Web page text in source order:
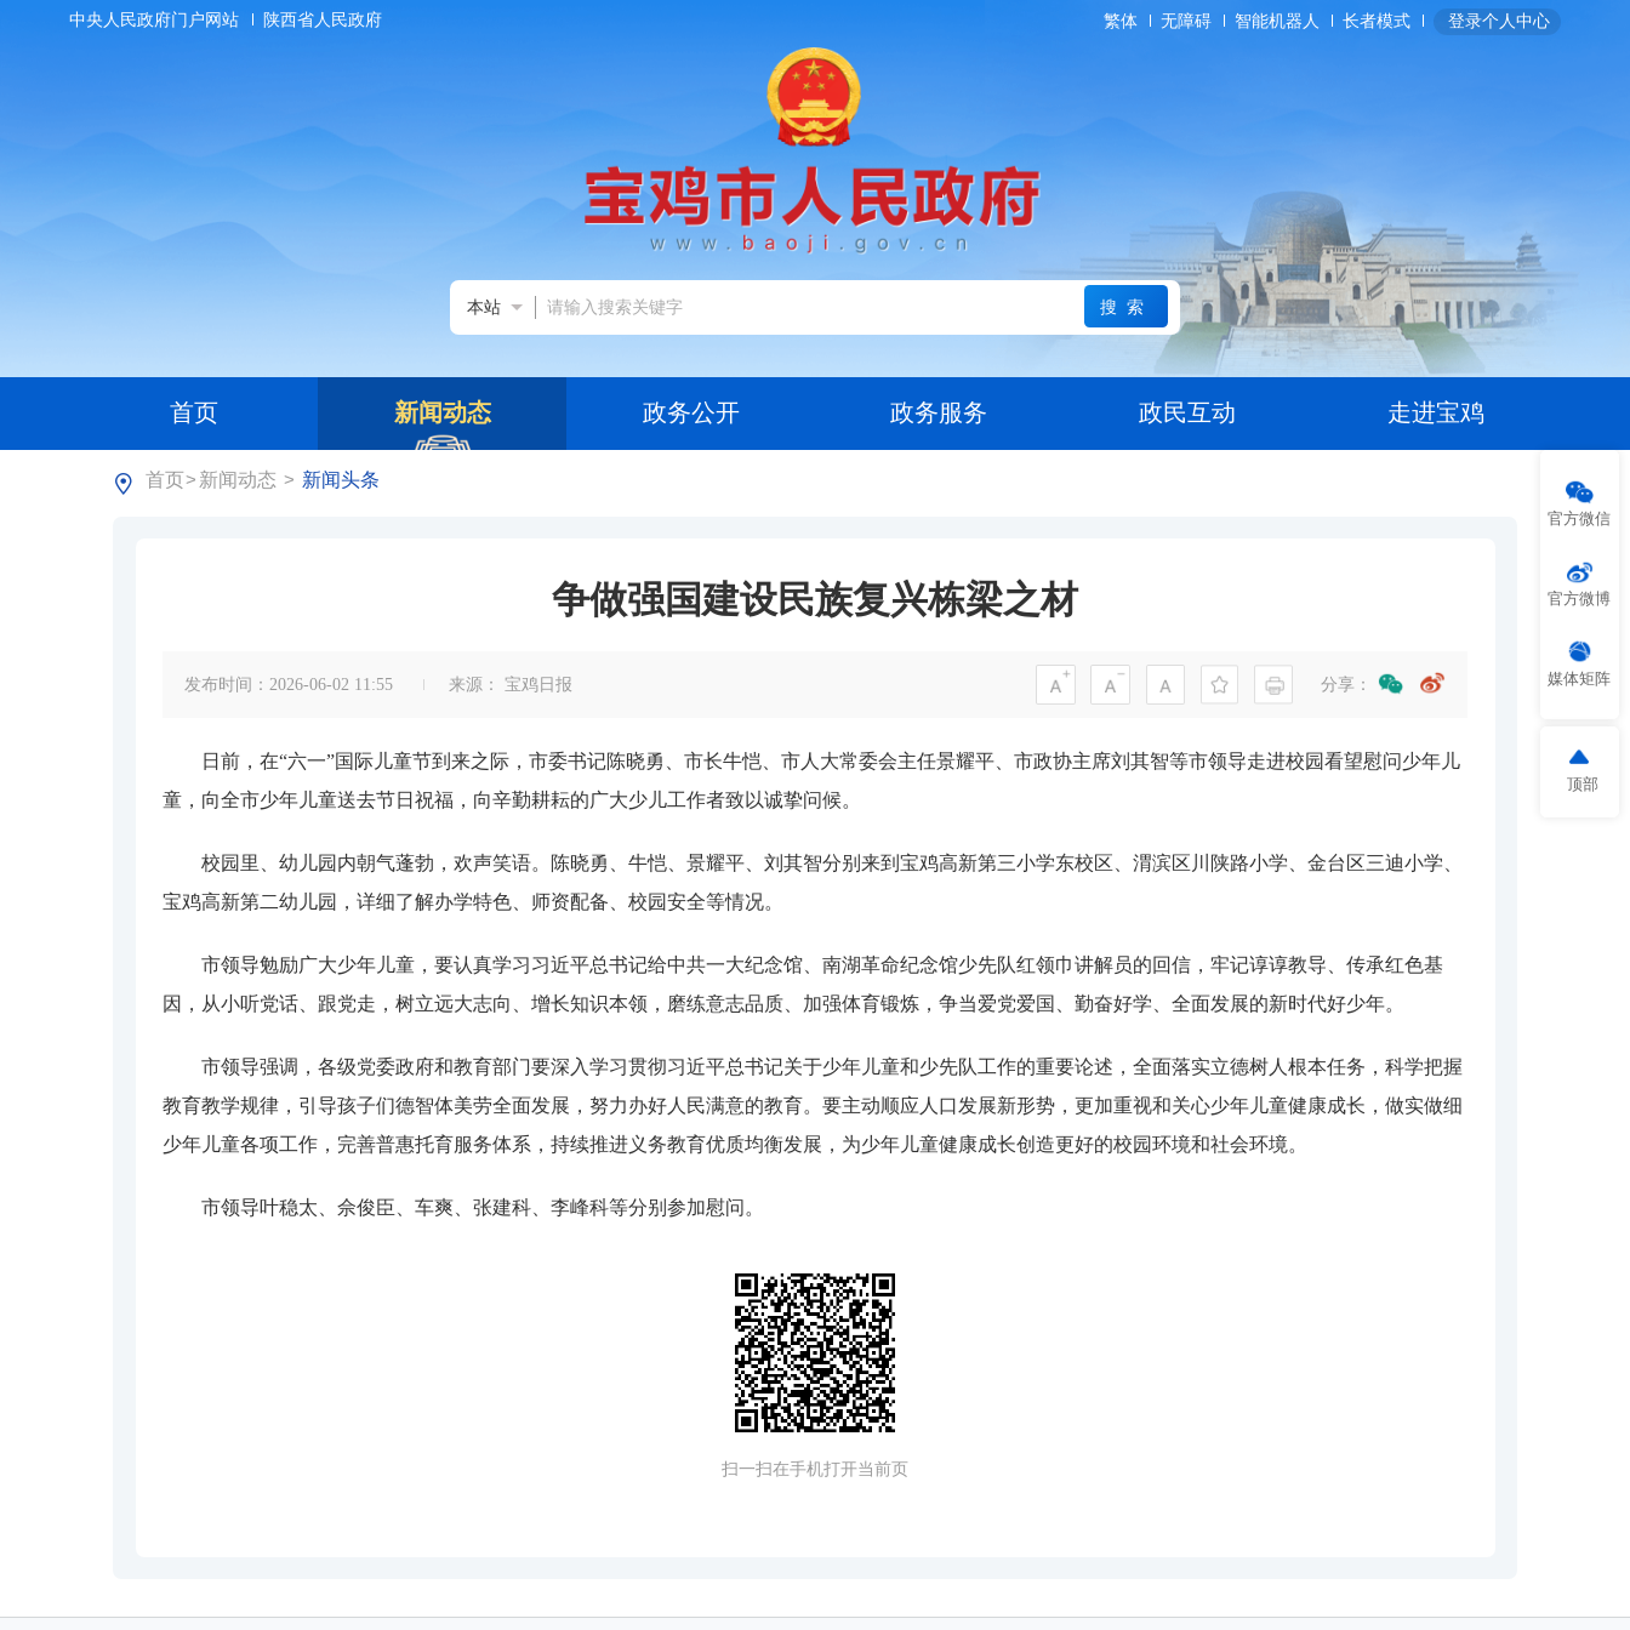
中央人民政府门户网站 陕西省人民政府 繁体 无障碍 智能机器人 长者模式 登录个人中心
本站 搜索
首页 新闻动态 政务公开 政务服务 政民互动 走进宝鸡
官方微信
官方微博
媒体矩阵
顶部
首页> 新闻动态 > 新闻头条
争做强国建设民族复兴栋梁之材
发布时间：2026-06-02 11:55 来源： 宝鸡日报 分享：
日前，在“六一”国际儿童节到来之际，市委书记陈晓勇、市长牛恺、市人大常委会主任景耀平、市政协主席刘其智等市领导走进校园看望慰问少年儿
童，向全市少年儿童送去节日祝福，向辛勤耕耘的广大少儿工作者致以诚挚问候。
校园里、幼儿园内朝气蓬勃，欢声笑语。陈晓勇、牛恺、景耀平、刘其智分别来到宝鸡高新第三小学东校区、渭滨区川陕路小学、金台区三迪小学、
宝鸡高新第二幼儿园，详细了解办学特色、师资配备、校园安全等情况。
市领导勉励广大少年儿童，要认真学习习近平总书记给中共一大纪念馆、南湖革命纪念馆少先队红领巾讲解员的回信，牢记谆谆教导、传承红色基
因，从小听党话、跟党走，树立远大志向、增长知识本领，磨练意志品质、加强体育锻炼，争当爱党爱国、勤奋好学、全面发展的新时代好少年。
市领导强调，各级党委政府和教育部门要深入学习贯彻习近平总书记关于少年儿童和少先队工作的重要论述，全面落实立德树人根本任务，科学把握
教育教学规律，引导孩子们德智体美劳全面发展，努力办好人民满意的教育。要主动顺应人口发展新形势，更加重视和关心少年儿童健康成长，做实做细
少年儿童各项工作，完善普惠托育服务体系，持续推进义务教育优质均衡发展，为少年儿童健康成长创造更好的校园环境和社会环境。
市领导叶稳太、佘俊臣、车爽、张建科、李峰科等分别参加慰问。
扫一扫在手机打开当前页